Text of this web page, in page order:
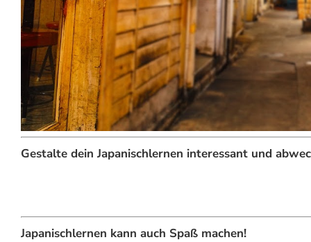
Gestalte dein Japanischlernen interessant und
Japanischlernen kann auch Spaß machen!